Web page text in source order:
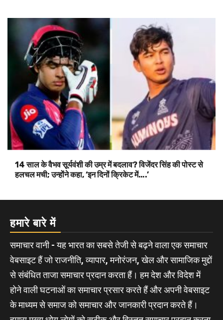
14 साल के वैभव सूर्यवंशी की उम्र में बदलाव? विजेंदर सिंह की पोस्ट से
हलचल मची; उन्होंने कहा, ‘इन दिनों क्रिकेट में….’
हमारे बारे में
समाचार वानी - यह भारत का सबसे तेजी से बढ़ने वाला एक समाचार
वेबसाइट हैं जो राजनीति, व्यापार, मनोरंजन, खेल और सामाजिक मुद्दों
से संबंधित ताजा समाचार प्रदान करता हैं। हम देश और विदेश में
होने वाली घटनाओं का समाचार प्रसार करते हैं और अपनी वेबसाइट
के माध्यम से समाज को समाचार और जानकारी प्रदान करते हैं।